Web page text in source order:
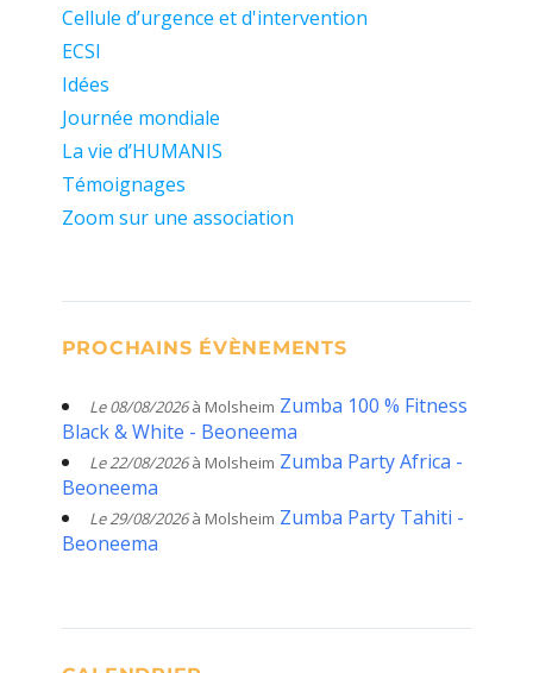
Cellule d’urgence et d'intervention
ECSI
Idées
Journée mondiale
La vie d’HUMANIS
Témoignages
Zoom sur une association
PROCHAINS ÉVÈNEMENTS
Le 08/08/2026à Molsheim Zumba 100 % Fitness
Black & White - Beoneema
Le 22/08/2026à Molsheim Zumba Party Africa -
Beoneema
Le 29/08/2026à Molsheim Zumba Party Tahiti -
Beoneema